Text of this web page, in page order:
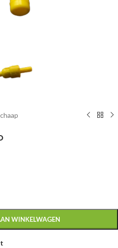
WINKELWAGEN